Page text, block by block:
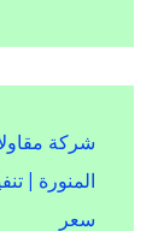
شركة
المنورة |
سعر